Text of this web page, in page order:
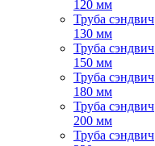
120 мм
Труба сэндвич
130 мм
Труба сэндвич
150 мм
Труба сэндвич
180 мм
Труба сэндвич
200 мм
Труба сэндвич